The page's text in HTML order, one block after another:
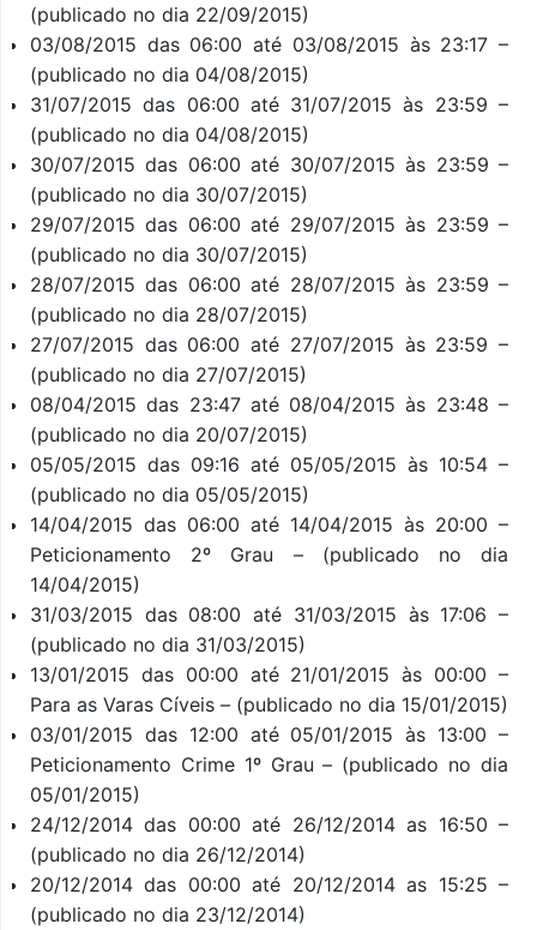
(publicado no dia 22/09/2015)
03/08/2015 das 06:00 até 03/08/2015 às 23:17 –
(publicado no dia 04/08/2015)
31/07/2015 das 06:00 até 31/07/2015 às 23:59 –
(publicado no dia 04/08/2015)
30/07/2015 das 06:00 até 30/07/2015 às 23:59 –
(publicado no dia 30/07/2015)
29/07/2015 das 06:00 até 29/07/2015 às 23:59 –
(publicado no dia 30/07/2015)
28/07/2015 das 06:00 até 28/07/2015 às 23:59 –
(publicado no dia 28/07/2015)
27/07/2015 das 06:00 até 27/07/2015 às 23:59 –
(publicado no dia 27/07/2015)
08/04/2015 das 23:47 até 08/04/2015 às 23:48 –
(publicado no dia 20/07/2015)
05/05/2015 das 09:16 até 05/05/2015 às 10:54 –
(publicado no dia 05/05/2015)
14/04/2015 das 06:00 até 14/04/2015 às 20:00 –
Peticionamento 2º Grau – (publicado no dia
14/04/2015)
31/03/2015 das 08:00 até 31/03/2015 às 17:06 –
(publicado no dia 31/03/2015)
13/01/2015 das 00:00 até 21/01/2015 às 00:00 –
Para as Varas Cíveis – (publicado no dia 15/01/2015)
03/01/2015 das 12:00 até 05/01/2015 às 13:00 –
Peticionamento Crime 1º Grau – (publicado no dia
05/01/2015)
24/12/2014 das 00:00 até 26/12/2014 as 16:50 –
(publicado no dia 26/12/2014)
20/12/2014 das 00:00 até 20/12/2014 as 15:25 –
(publicado no dia 23/12/2014)